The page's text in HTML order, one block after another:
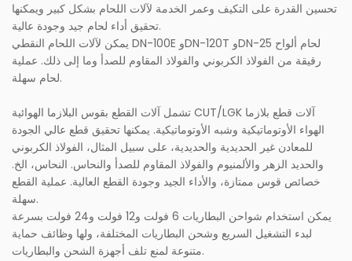
تحسين القدرة على التكيف وعمر الخدمة لآلات اللحام بشكل كبير ويمكنها
تحقيق أداء لحام جيد وجودة عالية.
يمكن لآلات اللحام النقطي DN-100E وDN-120T وDN-25 لحام ألواح
رقيقة من الفولاذ الكربوني والفولاذ المقاوم للصدأ وما إلى ذلك. عملية
لحام سهلة.
تشمل آلات القطع بقوس البلازما الهوائية CUT/LGK آلات قطع بلازما
الهواء الأوتوماتيكية وشبه الأوتوماتيكية. يمكنها تحقيق قطع عالي الجودة
للمعادن غير الحديدية والحديدية، على سبيل المثال، الفولاذ الكربوني
والحديد الزهر والألمنيوم والفولاذ المقاوم للصدأ والنحاس. النحاس، الخ.
خصائص قوس ممتازة، والأداء الجيد وجودة القطع العالية. عملية القطع
سهلة.
يمكن استخدام شواحن البطاريات 6 فولت و12 فولت و24 فولت بسرعة
لبدء التشغيل السريع وشحن البطاريات المختلفة، ولها وظائف حماية
متنوعة لمنع تلف أجهزة الشحن والبطاريات.